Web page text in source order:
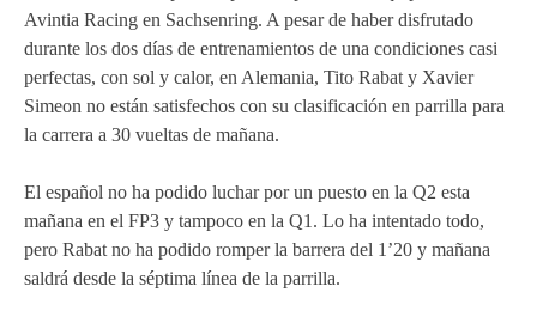
MOTOE 2019
MOTOGP 2018
TEMPORADA 2017
Avintia Racing en Sachsenring. A pesar de haber disfrutado
durante los dos días de entrenamientos de una condiciones casi
perfectas, con sol y calor, en Alemania, Tito Rabat y Xavier
Simeon no están satisfechos con su clasificación en parrilla para
la carrera a 30 vueltas de mañana.
El español no ha podido luchar por un puesto en la Q2 esta
mañana en el FP3 y tampoco en la Q1. Lo ha intentado todo,
pero Rabat no ha podido romper la barrera del 1’20 y mañana
saldrá desde la séptima línea de la parrilla.